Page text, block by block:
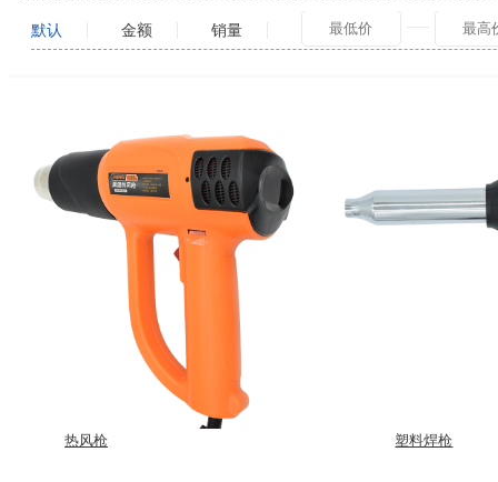
默认 金额 销量
热风枪 塑料焊枪